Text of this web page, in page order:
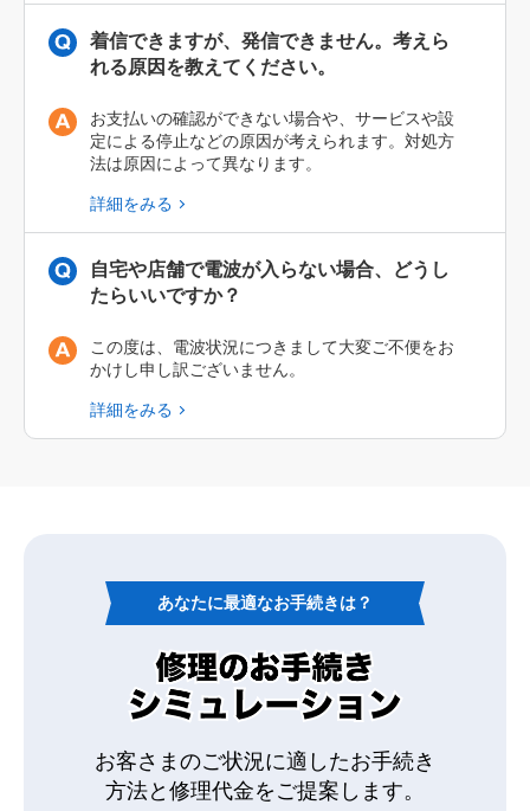
着信できますが、発信できません。考えら
れる原因を教えてください。
お支払いの確認ができない場合や、サービスや設
定による停止などの原因が考えられます。対処方
法は原因によって異なります。
詳細をみる
自宅や店舗で電波が入らない場合、どうし
たらいいですか？
この度は、電波状況につきまして大変ご不便をお
かけし申し訳ございません。
詳細をみる
あなたに最適なお手続きは？
お客さまのご状況に適したお手続き
方法と 修理代金をご提案します。